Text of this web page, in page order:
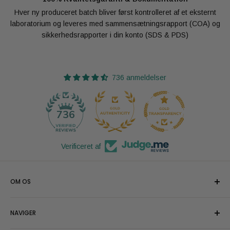
Hver ny produceret batch bliver først kontrolleret af et eksternt
laboratorium og leveres med sammensætningsrapport (COA) og
sikkerhedsrapporter i din konto (SDS & PDS)
736 anmeldelser
736
Verificeret af
OM OS
højest opnåelige kvalitet af økologiske kosmetiske
NAVIGER